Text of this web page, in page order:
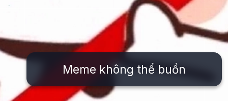
Meme không thể buồn